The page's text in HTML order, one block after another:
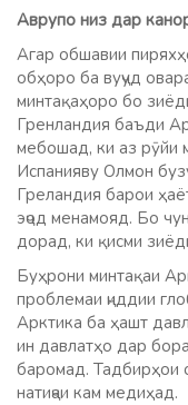
Аврупо низ дар
Агар обшавии
обҳоро ба вуҷуд
минтақаҳоро бо
Гренландия баъди
мебошад, ки аз рӯйи
Испанияву Олмон
Греландия барои
эҷод менамояд. Бо
дорад, ки қисми
Буҳрони минтақаи
проблемаи ҷиддии
Арктика ба ҳашт
ин давлатҳо дар
баромад. Тадбирҳои
натиҷаи кам медиҳад.